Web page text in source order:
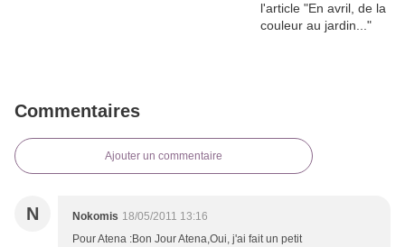
Commentaires
Ajouter un commentaire
N Nokomis 18/05/2011 13:16
Pour Atena :Bon Jour Atena,Oui, j'ai fait un petit